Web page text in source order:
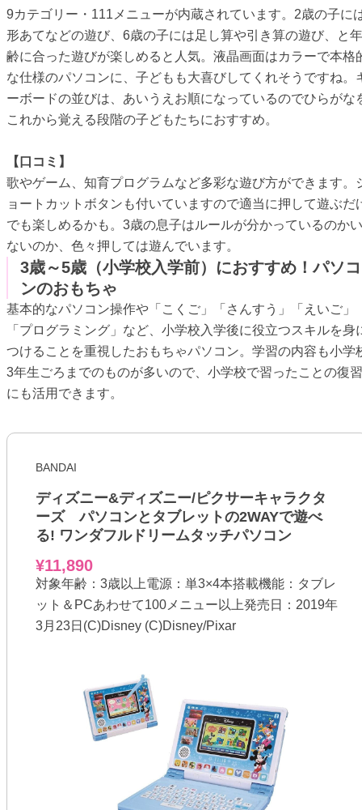
9カテゴリー・111メニューが内蔵されています。2歳の子に
形あてなどの遊び、6歳の子には足し算や引き算の遊び、と年
齢に合った遊びが楽しめると人気。液晶画面はカラーで本格
な仕様のパソコンに、子どもも大喜びしてくれそうですね。
ーボードの並びは、あいうえお順になっているのでひらがな
これから覚える段階の子どもたちにおすすめ。
【口コミ】
歌やゲーム、知育プログラムなど多彩な遊び方ができます。
ョートカットボタンも付いていますので適当に押して遊ぶだ
でも楽しめるかも。3歳の息子はルールが分かっているのかい
ないのか、色々押しては遊んでいます。
3歳～5歳（小学校入学前）におすすめ！パソコ
ンのおもちゃ
基本的なパソコン操作や「こくご」「さんすう」「えいご」
「プログラミング」など、小学校入学後に役立つスキルを身
つけることを重視したおもちゃパソコン。学習の内容も小学
3年生ごろまでのものが多いので、小学校で習ったことの復習
にも活用できます。
BANDAI
ディズニー&ディズニー/ピクサーキャラクタ
ーズ パソコンとタブレットの2WAYで遊べ
る! ワンダフルドリームタッチパソコン
¥11,890
対象年齢：3歳以上電源：単3×4本搭載機能：タブレ
ット＆PCあわせて100メニュー以上発売日：2019年
3月23日(C)Disney (C)Disney/Pixar